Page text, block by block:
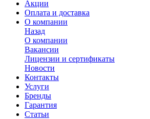
Акции
Оплата и доставка
О компании
Назад
О компании
Вакансии
Лицензии и сертификаты
Новости
Контакты
Услуги
Бренды
Гарантия
Статьи